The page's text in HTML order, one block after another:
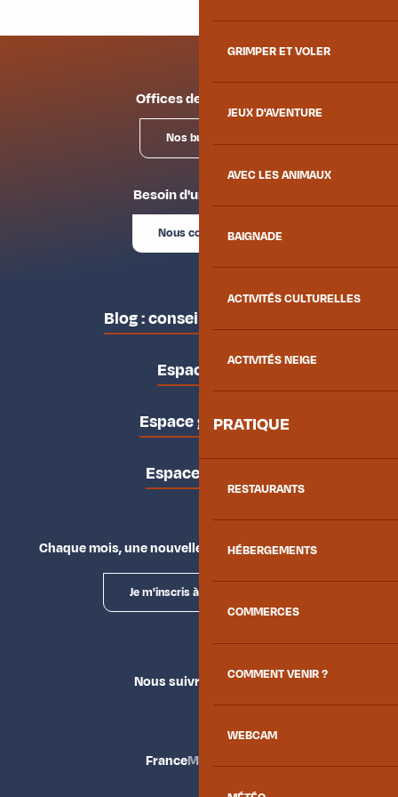
GRIMPER ET VOLER
JEUX D'AVENTURE
AVEC LES ANIMAUX
BAIGNADE
ACTIVITÉS CULTURELLES
ACTIVITÉS NEIGE
PRATIQUE
RESTAURANTS
HÉBERGEMENTS
COMMERCES
COMMENT VENIR ?
WEBCAM
Offices de tourisme
Nos bureaux
Besoin d'un conseil ?
Nous contacter
Blog : conseils des locaux
Espace pro
Espace groupes
Espace presse
Chaque mois, une nouvelle façon d'explorer la vallée.
Je m'inscris à la newsletter
Nous suivre
FranceMaurienne